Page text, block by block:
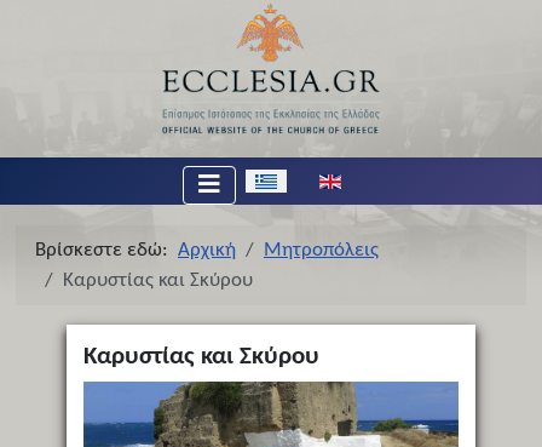
Επιλέξτε τη γλώσσα σας
Βρίσκεστε εδώ: Αρχική
Μητροπόλεις
Καρυστίας και Σκύρου
Καρυστίας και Σκύρου